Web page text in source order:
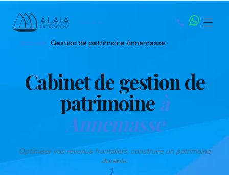
Annemasse
Accueil Gestion de patrimoine Annemasse
Cabinet de gestion de
patrimoineà
Annemasse
Optimiser vos revenus frontaliers, construire un patrimoine
durable.